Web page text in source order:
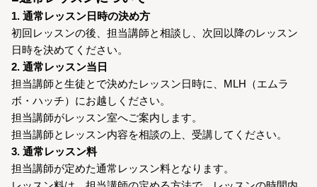
1. 通常レッスン日時の決め方
初回レッスンの後、担当講師と相談し、次回以降のレッスン
日時を決めてください。
2. 通常レッスン当日
担当講師と生徒とで決めたレッスン日時に、MLH（エムラ
ボ・ハッチ）にお越しください。
担当講師がレッスン室へご案内します。
担当講師とレッスン内容を相談の上、受講してください。
3. 通常レッスン料
担当講師が定めた通常レッスン料となります。